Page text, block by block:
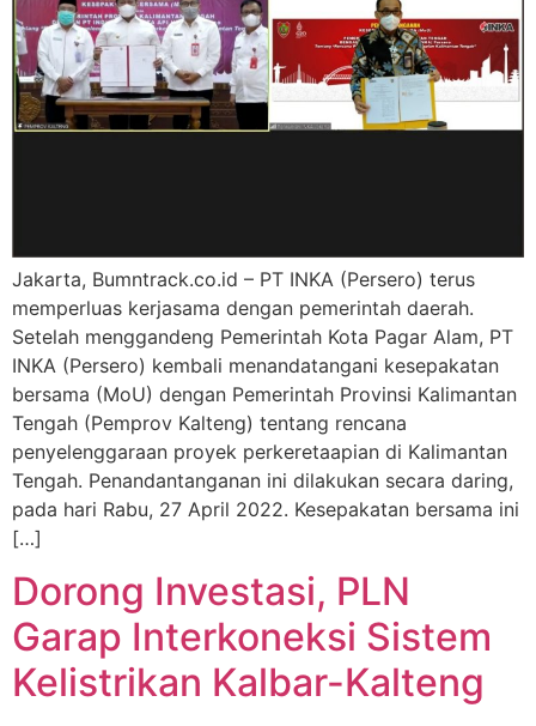
Jakarta, Bumntrack.co.id – PT INKA (Persero) terus
memperluas kerjasama dengan pemerintah daerah.
Setelah menggandeng Pemerintah Kota Pagar Alam, PT
INKA (Persero) kembali menandatangani kesepakatan
bersama (MoU) dengan Pemerintah Provinsi Kalimantan
Tengah (Pemprov Kalteng) tentang rencana
penyelenggaraan proyek perkeretaapian di Kalimantan
Tengah. Penandantanganan ini dilakukan secara daring,
pada hari Rabu, 27 April 2022. Kesepakatan bersama ini
[…]
Dorong Investasi, PLN
Garap Interkoneksi Sistem
Kelistrikan Kalbar-Kalteng